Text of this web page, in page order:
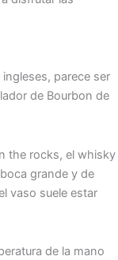
parece ser
de Bourbon de
the rocks, el whisky
grande y de
vaso suele estar
de la mano